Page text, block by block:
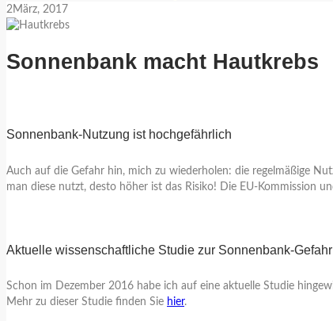
2 März, 2017
Sonnenbank macht Hautkrebs
Sonnenbank-Nutzung ist hochgefährlich
Auch auf die Gefahr hin, mich zu wiederholen: die regelmäßige
man diese nutzt, desto höher ist das Risiko! Die EU-Kommission
Aktuelle wissenschaftliche Studie zur Sonnenbank-Gefahr
Schon im Dezember 2016 habe ich auf eine aktuelle Studie
Mehr zu dieser Studie finden Sie hier.